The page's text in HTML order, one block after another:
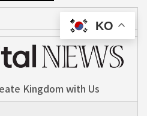
Kingdom with Us
KO